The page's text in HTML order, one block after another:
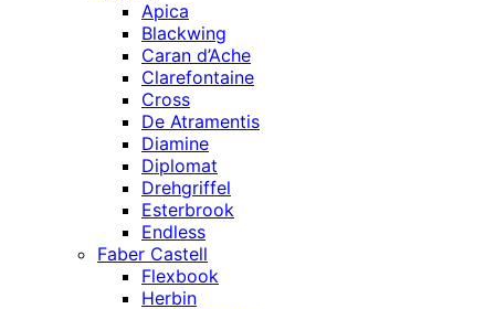
Apica
Blackwing
Caran d’Ache
Clarefontaine
Cross
De Atramentis
Diamine
Diplomat
Drehgriffel
Esterbrook
Endless
Faber Castell
Flexbook
Herbin